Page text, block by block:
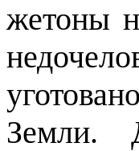
жетоны
Земли.